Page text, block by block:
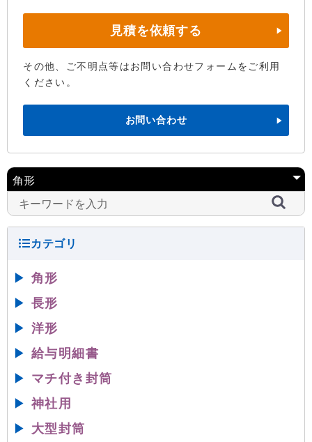
見積を依頼する
その他、ご不明点等はお問い合わせフォームをご利用
ください。
お問い合わせ
▶ 角形
▶ 長形
▶ 洋形
▶ 給与明細書
▶ マチ付き封筒
▶ 神社用
▶ 大型封筒